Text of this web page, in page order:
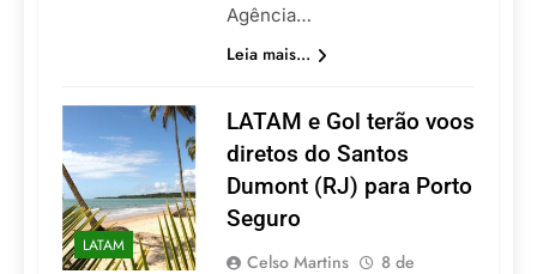
Agência…
Leia mais...
LATAM
LATAM e Gol terão voos
diretos do Santos
Dumont (RJ) para Porto
Seguro
Celso Martins
8 de